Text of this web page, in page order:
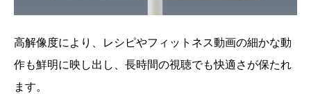
高解像度により、レシピやフィットネス動画の細かな動
作も鮮明に映し出し、長時間の視聴でも快適さが保たれ
ます。